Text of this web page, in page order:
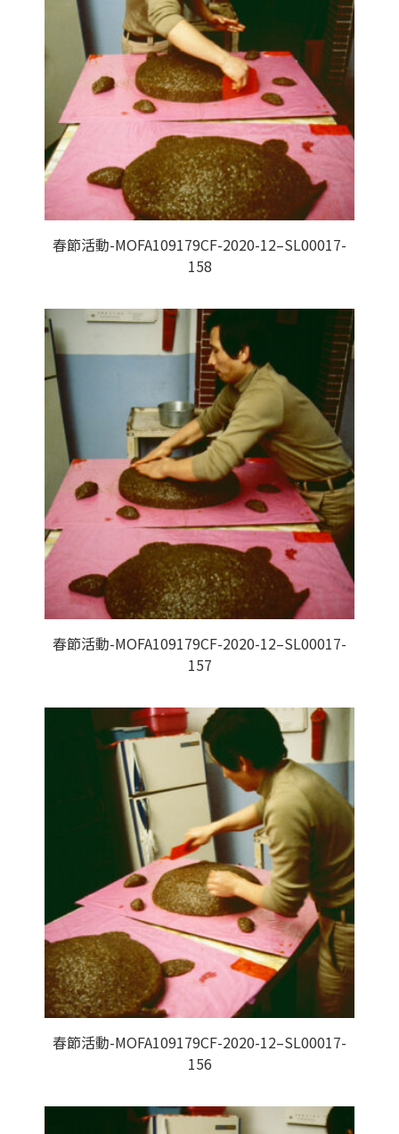
春節活動-MOFA109179CF-2020-12–SL00017-
158
春節活動-MOFA109179CF-2020-12–SL00017-
157
春節活動-MOFA109179CF-2020-12–SL00017-
156